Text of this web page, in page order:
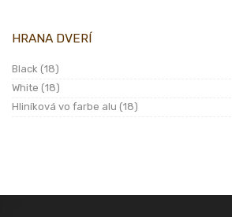
HRANA DVERÍ
Black (18)
White (18)
Hliníková vo farbe alu (18)